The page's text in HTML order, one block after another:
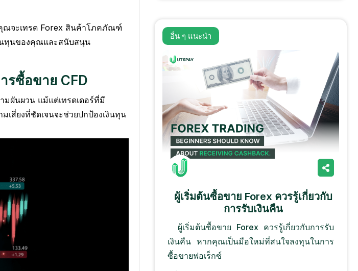
คุณจะเทรด Forex สินค้าโภคภัณฑ์
นทุนของคุณและสนับสนุน
รซื้อขาย CFD
ผันผวน แม้แต่เทรดเดอร์ที่มี
สี่ยงที่ชัดเจนจะช่วยปกป้องเงินทุน
อื่น ๆ แนะนํา
ผู้เริ่มต้นซื้อขาย Forex ควรรู้เกี่ยวกับ
การรับเงินคืน
ผู้เริ่มต้นซื้อขาย Forex ควรรู้เกี่ยวกับการรับ
เงินคืน หากคุณเป็นมือใหม่ที่สนใจลงทุนในการ
ซื้อขายฟอเร็กซ์